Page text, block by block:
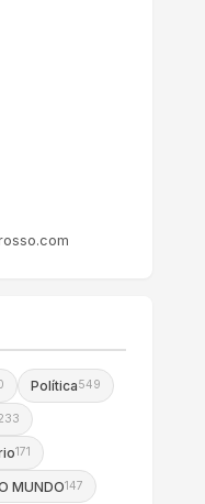
Política549
171
MUNDO147